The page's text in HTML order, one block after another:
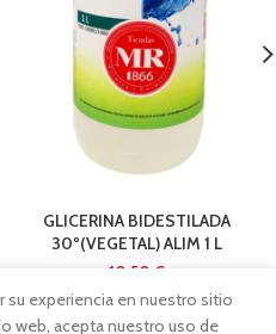
GLICERINA BIDESTILADA
30º(VEGETAL) ALIM 1 L
€
experiencia en nuestro sitio
web, acepta nuestro uso de